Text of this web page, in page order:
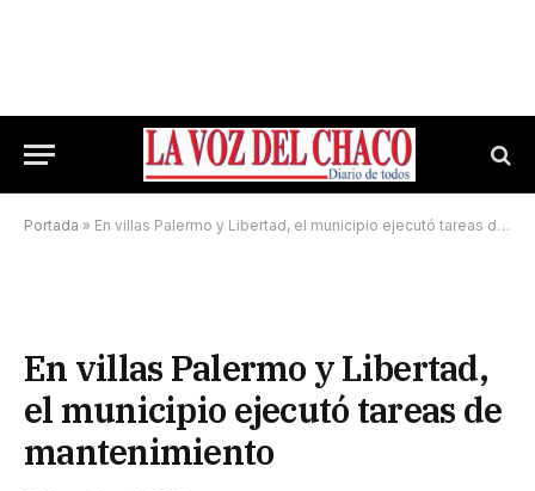
Portada » En villas Palermo y Libertad, el municipio ejecutó tareas de mantenimiento
En villas Palermo y Libertad,
el municipio ejecutó tareas de
mantenimiento